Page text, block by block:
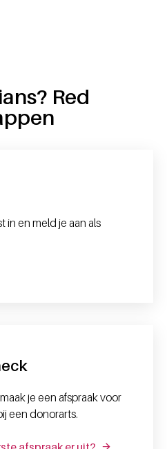
Red
in en meld je aan als
je een afspraak voor
een donorarts.